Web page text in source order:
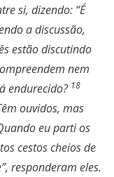
si, dizendo: “É
a discussão,
estão discutindo
nem
endurecido? 18
ouvidos, mas
eu parti os
cestos cheios de
responderam eles.